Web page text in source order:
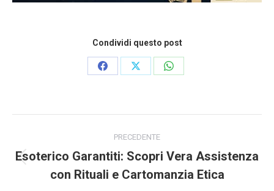
Condividi questo post
Condividi
Facebook
Condividi
X
Condividi
WhatsApp
post
PRECEDENTE
Post
precedente:
Esoterico Garantiti: Scopri Vera Assistenza
con Rituali e Cartomanzia Etica